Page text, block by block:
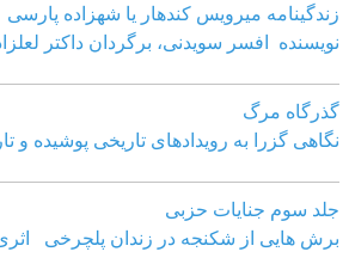
زندگینامه میرویس کندهار یا شهزاده پارسی
نویسنده افسر سویدنی، برگردان داکتر
گذرگاه مرگ
نگاهی گزرا به رویدادهای تاریخی پوشیده و
جلد سوم جنایات حزبی
برش هایی از شکنجه در زندان پلچرخی